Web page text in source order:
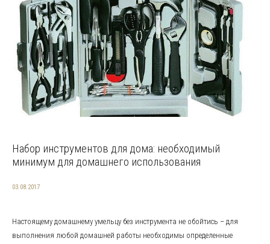
Набор инструментов для дома: необходимый
минимум для домашнего использования
03.08.2017
Настоящему домашнему умельцу без инструмента не обойтись – для
выполнения любой домашней работы необходимы определенные